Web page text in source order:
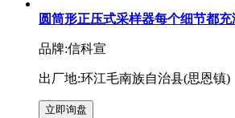
圆筒形正压式采样器每个细节都充
品牌:信科宣
出厂地:环江毛南族自治县(思恩镇)